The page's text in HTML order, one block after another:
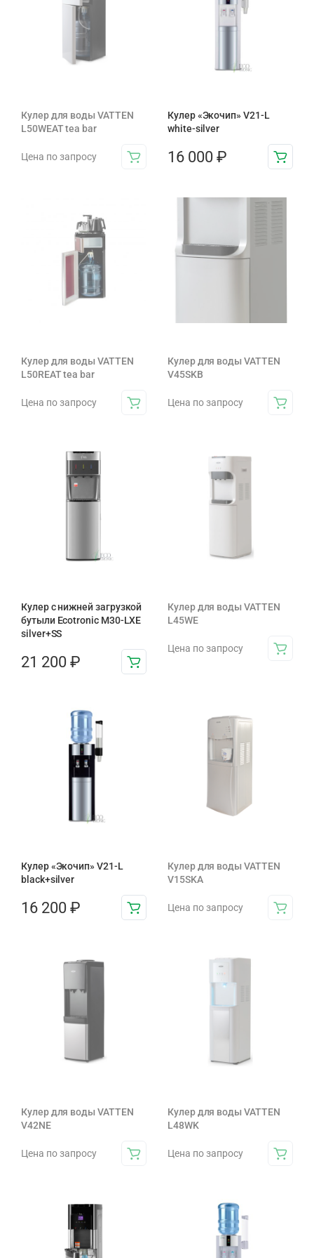
Кулер для воды VATTEN
L50WEAT tea bar
Цена по запросу
Кулер «Экочип» V21-L
white-silver
16 000 ₽
Кулер для воды VATTEN
L50REAT tea bar
Цена по запросу
Кулер для воды VATTEN
V45SKB
Цена по запросу
Кулер с нижней загрузкой
бутыли Ecotronic M30-LXE
silver+SS
21 200 ₽
Кулер для воды VATTEN
L45WE
Цена по запросу
Кулер «Экочип» V21-L
black+silver
16 200 ₽
Кулер для воды VATTEN
V15SKA
Цена по запросу
Кулер для воды VATTEN
V42NE
Цена по запросу
Кулер для воды VATTEN
L48WK
Цена по запросу